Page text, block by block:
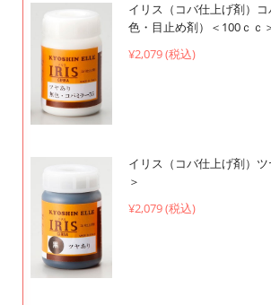
イリス（コバ仕上げ剤）
色・目止め剤）＜100ｃｃ
¥2,079 (税込)
イリス（コバ仕上げ剤）ツ
＞
¥2,079 (税込)